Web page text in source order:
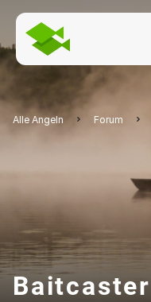
Alle Angeln Forum
Baitcaster